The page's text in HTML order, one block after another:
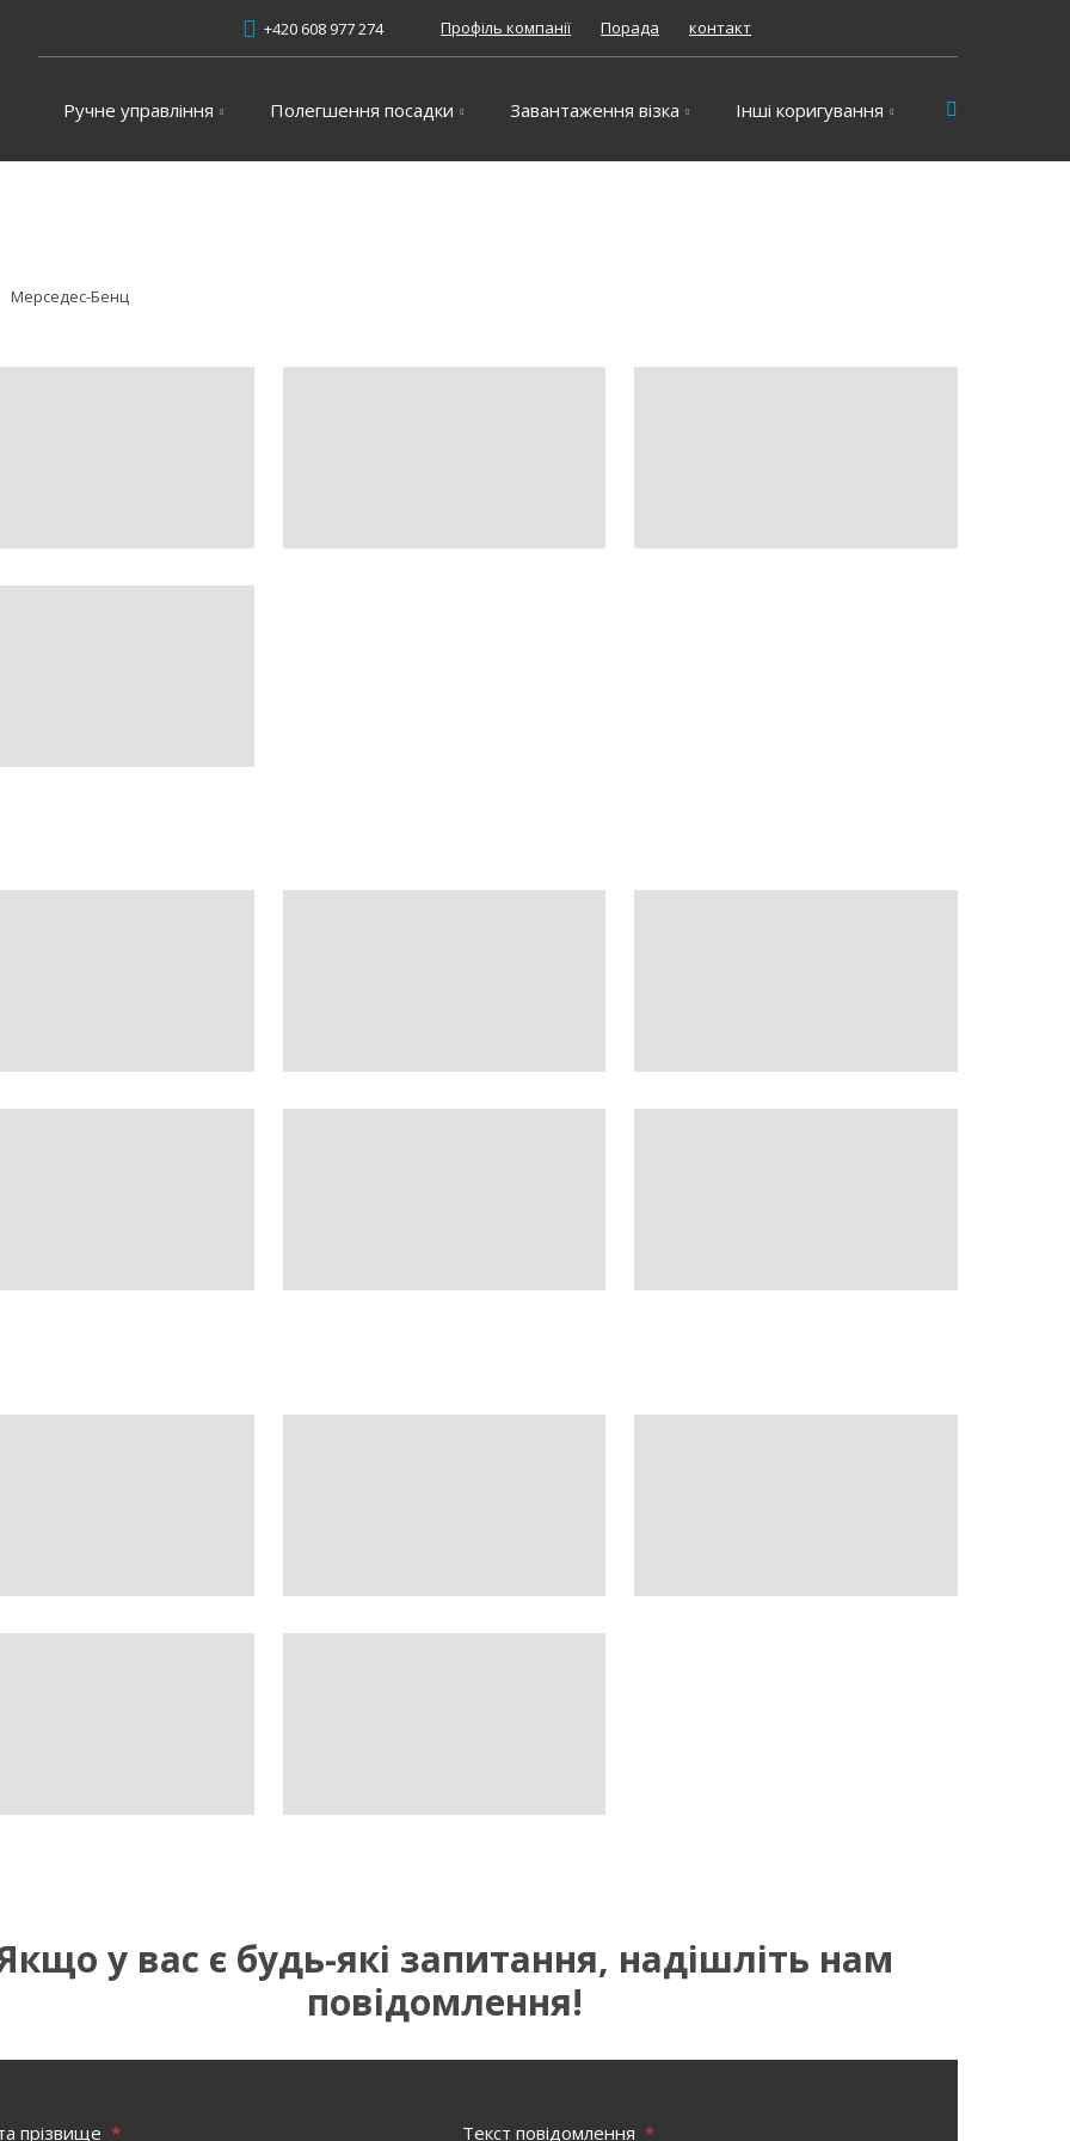
+420 608 977 274 Профіль компанії Порада контакт
Ручне управління Полегшення посадки Завантаження візка Інші коригування
Мерседес-Бенц
у вас є будь-які запитання, надішліть нам
повідомлення!
прізвище * Текст повідомлення *